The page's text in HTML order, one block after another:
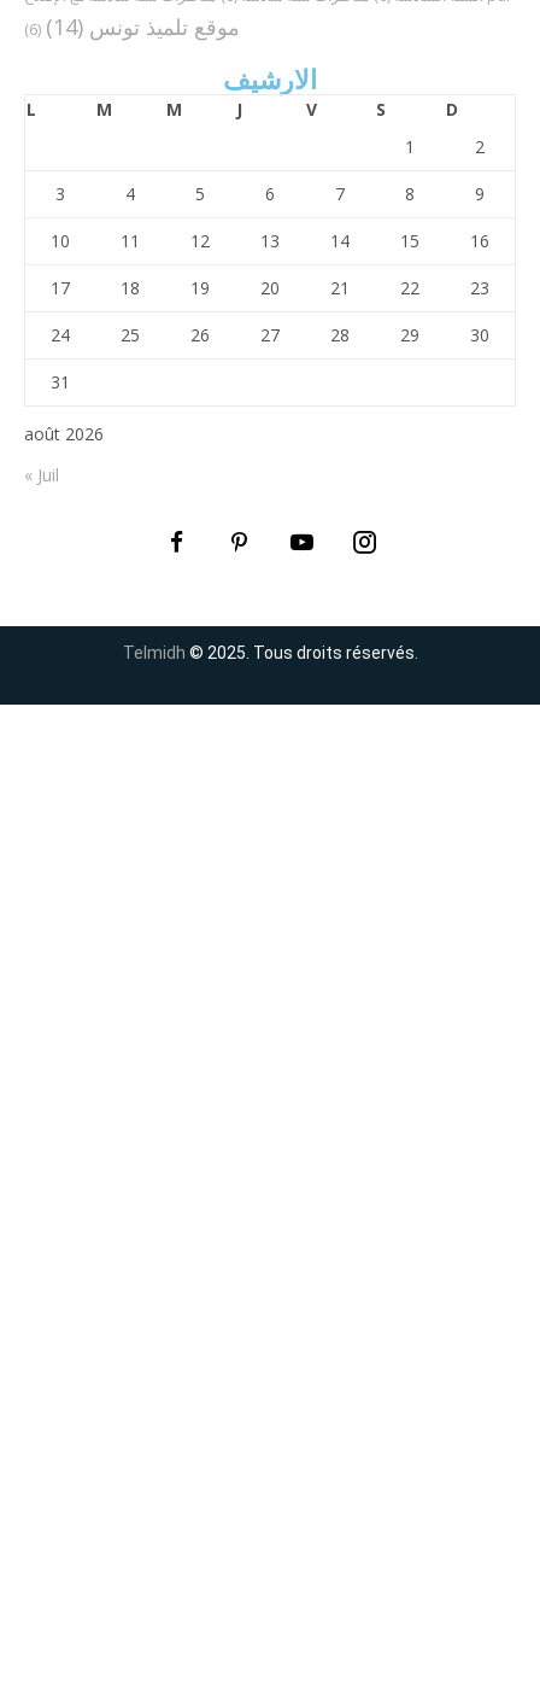
(6)
موقع تلميذ تونس (14)
الارشيف
août 2026
L M M J V S
D
1
2
3 4 5 6 7 8 9
10 11 12 13 14 15 16
17 18 19 20 21 22 23
24 25 26 27 28 29 30
31
« Juil
Telmidh © 2025. Tous droits réservés.